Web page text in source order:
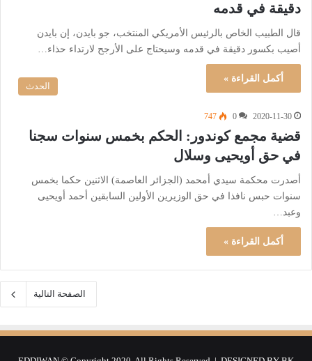
دقيقة في قدمه
قال الطبيب الخاص بالرئيس الأمريكي المنتخب، جو بايدن، إن بايدن
أصيب بكسور دقيقة في قدمه وسيحتاج على الأرجح لارتداء حذاء…
أكمل القراءة »
الحدث
2020-11-30
0
747
قضية مجمع كوندور: الحكم بخمس سنوات سجنا
في حق أويحيى وسلال
أصدرت محكمة سيدي أمحمد (الجزائر العاصمة) الاثنين حكما بخمس
سنوات حبس نافذا في حق الوزيرين الأولين السابقين أحمد أويحيى
وعبد…
أكمل القراءة »
الصفحة التالية